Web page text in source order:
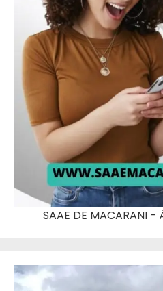
SAAE DE MACARANI -